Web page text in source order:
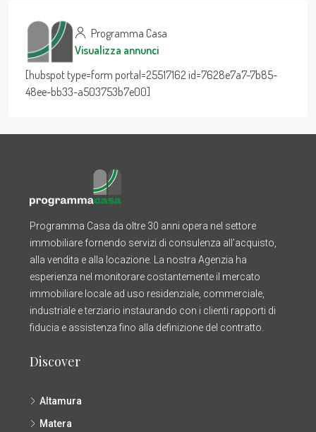
Programma Casa
Visualizza annunci
[hubspot type=form portal=25517162 id=7628e7a7-7b85-
48ee-bb33-a503753b7e00]
Programma Casa da oltre 30 anni opera nel settore
immobiliare fornendo servizi di consulenza all’acquisto,
alla vendita e alla locazione. La nostra Agenzia ha
esperienza nel monitorare costantemente il mercato
immobiliare locale ad uso residenziale, commerciale,
industriale e terziario instaurando con i clienti rapporti di
fiducia e assistenza fino alla definizione del contratto.
Discover
Altamura
Matera